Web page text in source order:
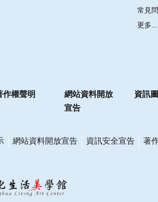
常見
更多...
作權聲明
網站資料開放
宣告
資訊
網站資料開放宣告 資訊安全宣告 著